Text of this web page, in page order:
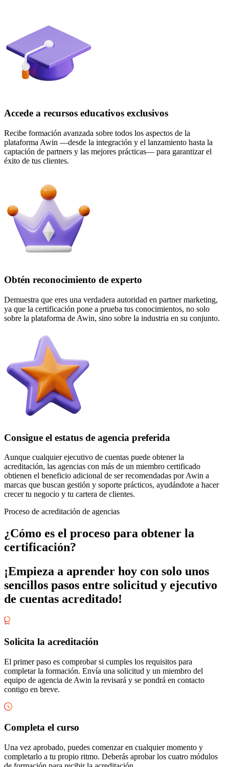
Accede a recursos educativos exclusivos
Recibe formación avanzada sobre todos los aspectos de la
plataforma Awin —desde la integración y el lanzamiento hasta la
captación de partners y las mejores prácticas— para garantizar el
éxito de tus clientes.
Obtén reconocimiento de experto
Demuestra que eres una verdadera autoridad en partner marketing,
ya que la certificación pone a prueba tus conocimientos, no solo
sobre la plataforma de Awin, sino sobre la industria en su conjunto.
Consigue el estatus de agencia preferida
Aunque cualquier ejecutivo de cuentas puede obtener la
acreditación, las agencias con más de un miembro certificado
obtienen el beneficio adicional de ser recomendadas por Awin a
marcas que buscan gestión y soporte prácticos, ayudándote a hacer
crecer tu negocio y tu cartera de clientes.
Proceso de acreditación de agencias
¿Cómo es el proceso para obtener la
certificación?
¡Empieza a aprender hoy con solo unos
sencillos pasos entre solicitud y ejecutivo
de cuentas acreditado!
Solicita la acreditación
El primer paso es comprobar si cumples los requisitos para
completar la formación. Envía una solicitud y un miembro del
equipo de agencia de Awin la revisará y se pondrá en contacto
contigo en breve.
Completa el curso
Una vez aprobado, puedes comenzar en cualquier momento y
completarlo a tu propio ritmo. Deberás aprobar los cuatro módulos